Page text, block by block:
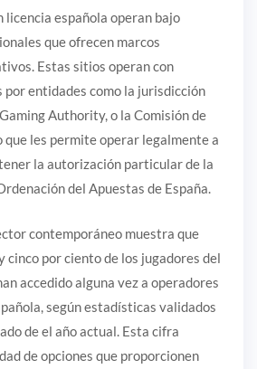
licencia española operan bajo
que ofrecen marcos
Estas sitios operan con
por entidades como la jurisdicción
Authority, o la Comisión de
que les permite operar legalmente a
la autorización particular de la
del Apuestas de España.
contemporáneo muestra que
cinco por ciento de los jugadores del
accedido alguna vez a operadores
según estadísticas validados
de el año actual. Esta cifra
de opciones que proporcionen